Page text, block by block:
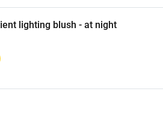
lighting blush - at night